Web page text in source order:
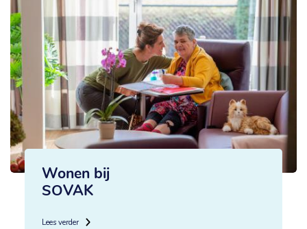
Wonen bij
SOVAK
Lees verder